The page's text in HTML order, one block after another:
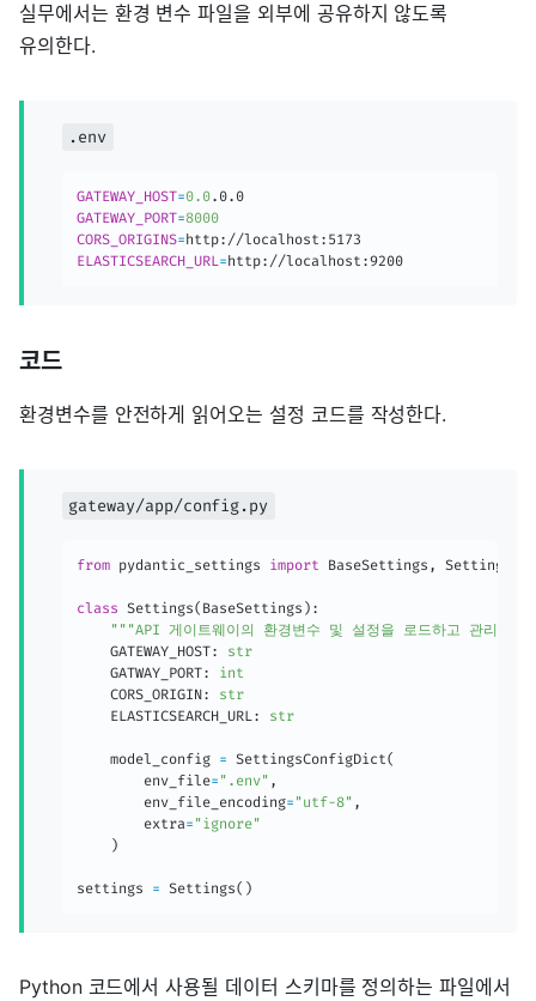
실무에서는 환경 변수 파일을 외부에 공유하지 않도록
유의한다.
.env
GATEWAY_HOST=0.0
GATEWAY_PORT=8000
CORS_ORIGINS=
ELASTICSEARCH_URL= http://localhost:9200
코드
환경변수를 안전하게 읽어오는 설정 코드를 작성한다.
gateway/app/config.py
from pydantic_settings import BaseSettings ,
class Settings( BaseSettings ) :
"""API 게이트웨이의 환경변수 및 설정을 로드하고 관리하
    GATEWAY_HOST
:
str
    GATWAY_PORT
:
int
    CORS_ORIGIN
:
str
    ELASTICSEARCH_URL
: str
    model_config
= SettingsConfigDict(
        env_file
= ".env" ,
        env_file_encoding
= "utf-8" ,
        extra
= "ignore"
)
settings = Settings( )
Python 코드에서 사용될 데이터 스키마를 정의하는 파일에서